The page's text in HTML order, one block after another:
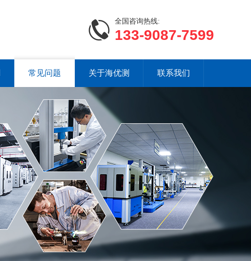
全国咨询热线:
133-9087-7599
常见问题 关于海优测 联系我们
沙发弹簧座包棉测试仪
恒温恒湿湿热试验箱E702-225K
双层电池防爆试验箱